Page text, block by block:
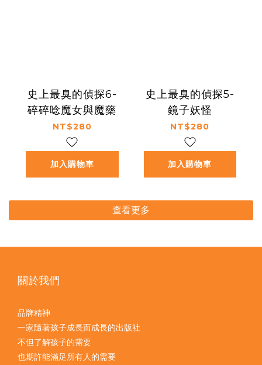
史上最臭的偵探6-
碎碎唸魔女與魔藥
NT$280
加入購物車
史上最臭的偵探5-
鏡子妖怪
NT$280
加入購物車
查看更多
關於我們
品牌精神
一家隨著孩子成長而成長的出版社
不但了解孩子的需要
也期許能滿足所有人的需要